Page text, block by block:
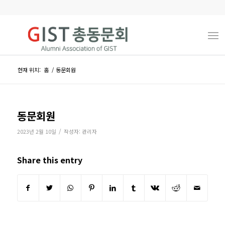
현재 위치: 홈 / 동문회원
동문회원
2023년 2월 10일 / 작성자: 관리자
Share this entry